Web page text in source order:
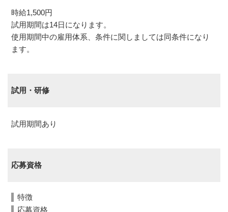
時給1,500円
試用期間は14日になります。
使用期間中の雇用体系、条件に関しましては同条件になり
ます。
試用・研修
試用期間あり
応募資格
特徴
応募資格